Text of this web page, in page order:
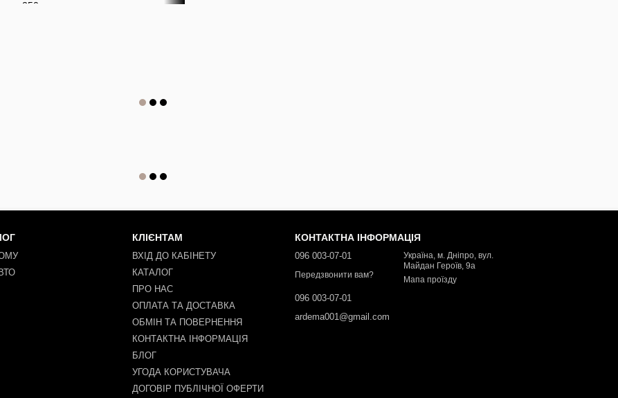
КЛІЄНТАМ
ВХІД ДО КАБІНЕТУ
КАТАЛОГ
ПРО НАС
ОПЛАТА ТА ДОСТАВКА
ОБМІН ТА ПОВЕРНЕННЯ
КОНТАКТНА ІНФОРМАЦІЯ
БЛОГ
УГОДА КОРИСТУВАЧА
ДОГОВІР ПУБЛІЧНОЇ ОФЕРТИ
КОНТАКТНА ІНФОРМАЦІЯ
096 003-07-01
Передзвонити вам?
096 003-07-01
ardema001@gmail.com
Україна, м. Дніпро, вул.
Майдан Героїв, 9а
Мапа проїзду